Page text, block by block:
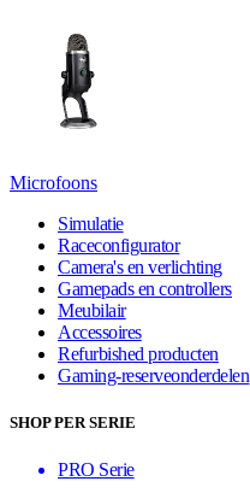
Microfoons
Simulatie
Raceconfigurator
Camera's en verlichting
Gamepads en controllers
Meubilair
Accessoires
Refurbished producten
Gaming-reserveonderdelen
SHOP PER SERIE
PRO Serie